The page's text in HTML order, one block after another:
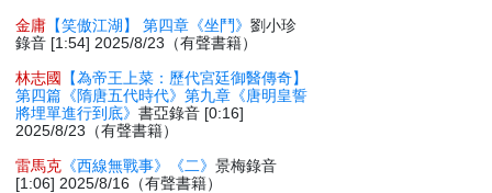
金庸 【笑傲江湖】 第四章《坐鬥》劉小珍
錄音 [1:54] 2025/8/23（有聲書籍）
林志國
【為帝王上菜：歷代宮廷御醫傳奇】
第四篇《隋唐五代時代》第九章《唐明皇誓
將埋單進行到底》書亞錄音 [0:16]
2025/8/23（有聲書籍）
雷馬克 《西線無戰事》《二》景梅錄音
[1:06] 2025/8/16（有聲書籍）